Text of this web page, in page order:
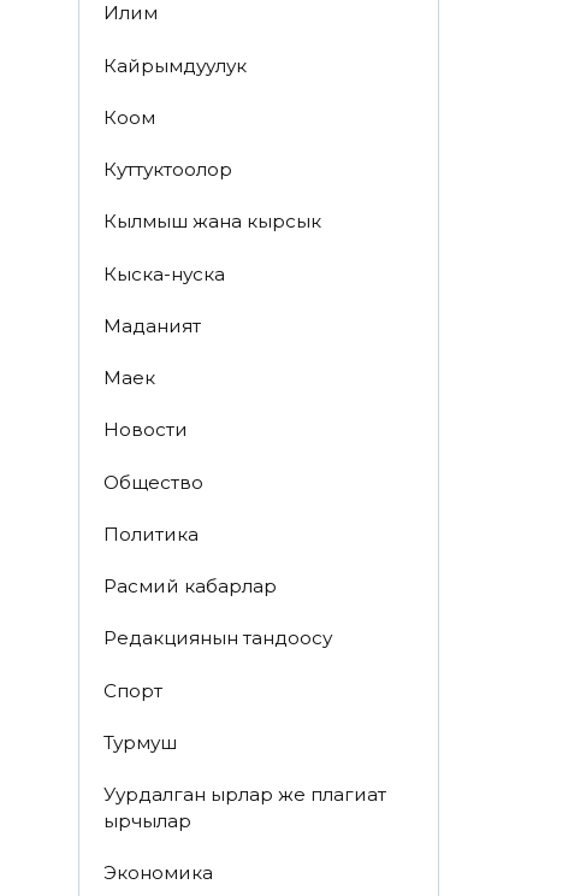
Илим
Кайрымдуулук
Коом
Куттуктоолор
Кылмыш жана кырсык
Кыска-нуска
Маданият
Маек
Новости
Общество
Политика
Расмий кабарлар
Редакциянын тандоосу
Спорт
Турмуш
Уурдалган ырлар же плагиат
ырчылар
Экономика